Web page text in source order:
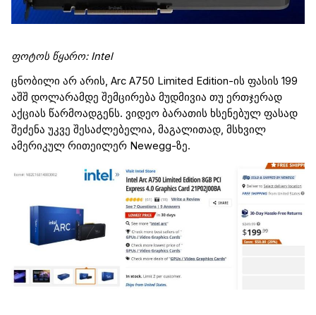
ფოტოს წყარო: Intel
ცნობილი არ არის, Arc A750 Limited Edition-ის ფასის 199
აშშ დოლარამდე შემცირება მუდმივია თუ ერთჯერად
აქციას წარმოადგენს. ვიდეო ბარათის ხსენებულ ფასად
შეძენა უკვე შესაძლებელია, მაგალითად, მსხვილ
ამერიკულ რითეილერ Newegg-ზე.